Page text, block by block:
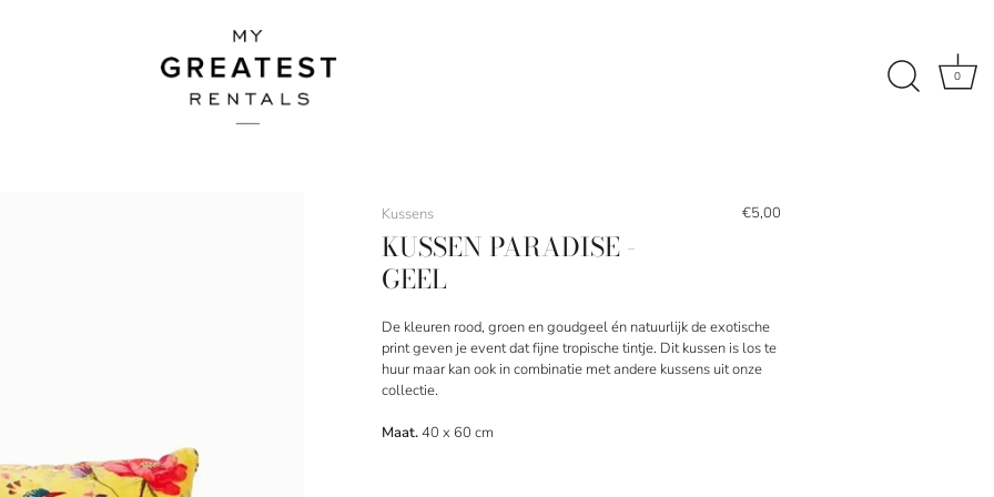
0
Kussens €5,00
KUSSEN PARADISE -
GEEL
De kleuren rood, groen en goudgeel én natuurlijk de exotische
print geven je event dat fijne tropische tintje. Dit kussen is los te
huur maar kan ook in combinatie met andere kussens uit onze
collectie.
Maat.40 x 60 cm